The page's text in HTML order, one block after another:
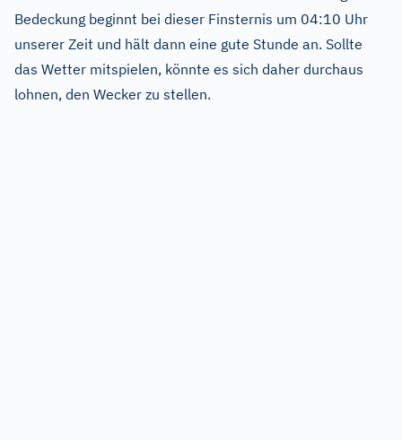
Bedeckung beginnt bei dieser Finsternis um 04:10 Uhr
unserer Zeit und hält dann eine gute Stunde an. Sollte
das Wetter mitspielen, könnte es sich daher durchaus
lohnen, den Wecker zu stellen.